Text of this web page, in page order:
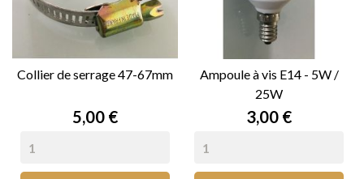
Collier de serrage 47-67mm
Prix
5,00 €
Ampoule à vis E14 - 5W /
25W
Prix
3,00 €